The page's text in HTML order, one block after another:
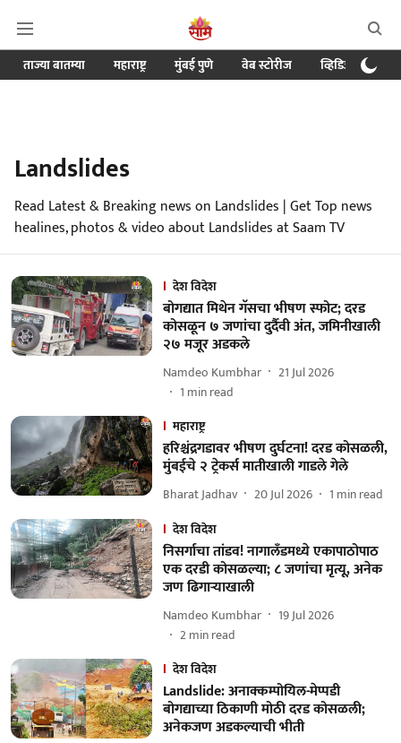
ताज्या बातम्या महाराष्ट्र मुंबई पुणे वेब स्टोरीज व्हिडिओ
Landslides
Read Latest & Breaking news on Landslides | Get Top news
healines, photos & video about Landslides at Saam TV
देश विदेश
बोगद्यात मिथेन गॅसचा भीषण स्फोट; दरड
कोसळून ७ जणांचा दुर्दैवी अंत, जमिनीखाली
२७ मजूर अडकले
Namdeo Kumbhar
21 Jul 2026
1 min read
महाराष्ट्र
हरिश्चंद्रगडावर भीषण दुर्घटना! दरड कोसळली,
मुंबईचे २ ट्रेकर्स मातीखाली गाडले गेले
Bharat Jadhav 20 Jul 2026 1 min read
देश विदेश
निसर्गाचा तांडव! नागालँडमध्ये एकापाठोपाठ
एक दरडी कोसळल्या; ८ जणांचा मृत्यू, अनेक
जण ढिगाऱ्याखाली
Namdeo Kumbhar
19 Jul 2026
2min read
देश विदेश
Landslide: अनाक्कम्पोयिल-मेप्पडी
बोगद्याच्या ठिकाणी मोठी दरड कोसळली;
अनेकजण अडकल्याची भीती